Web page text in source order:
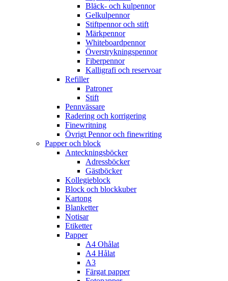
Bläck- och kulpennor
Gelkulpennor
Stiftpennor och stift
Märkpennor
Whiteboardpennor
Överstrykningspennor
Fiberpennor
Kalligrafi och reservoar
Refiller
Patroner
Stift
Pennvässare
Radering och korrigering
Finewritning
Övrigt Pennor och finewriting
Papper och block
Anteckningsböcker
Adressböcker
Gästböcker
Kollegieblock
Block och blockkuber
Kartong
Blanketter
Notisar
Etiketter
Papper
A4 Ohålat
A4 Hålat
A3
Färgat papper